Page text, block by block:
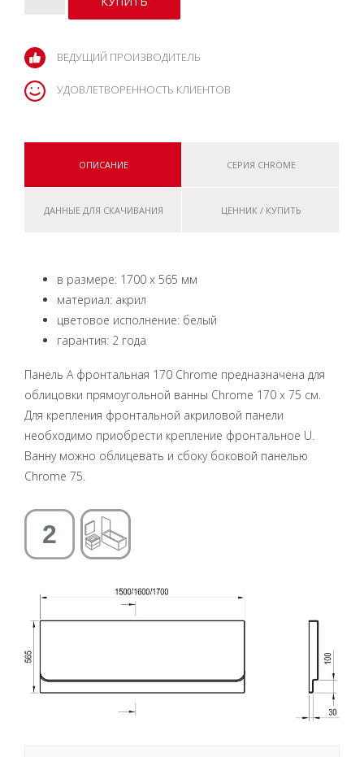
ВЕДУЩИЙ ПРОИЗВОДИТЕЛЬ
УДОВЛЕТВОРЕННОСТЬ КЛИЕНТОВ
ОПИСАНИЕ СЕРИЯ CHROME
ДАННЫЕ ДЛЯ СКАЧИВАНИЯ ЦЕННИК / КУПИТЬ
в размере: 1700 x 565 мм
материал: акрил
цветовое исполнение: белый
гарантия: 2 года
Панель A фронтальная 170 Chrome предназначена для
облицовки прямоугольной ванны Chrome 170 x 75 см.
Для крепления фронтальной акриловой панели
необходимо приобрести крепление фронтальное U.
Ванну можно облицевать и сбоку боковой панелью
Chrome 75.